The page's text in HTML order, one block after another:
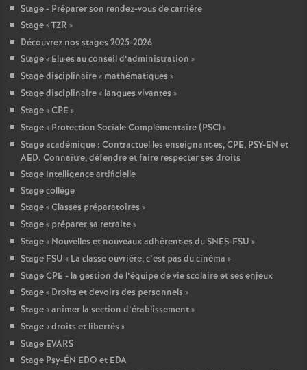
Stage - Préparer son rendez-vous de carrière
Stage «TZR »
Découvrez nos stages 2025-2026
Stage « Elu·es au conseil d’administration »
Stage disciplinaire « mathématiques »
Stage disciplinaire « langues vivantes »
Stage «CPE »
Stage « Protection Sociale Complémentaire (PSC)»
Stage académique : Contractuel·les enseignant·es, CPE, PSY-EN et
AED. Connaître, défendre et faire respecter ses droits
Stage Intelligence artificielle
Stage collège
Stage «Classes préparatoires »
Stage « préparer sa retraite»
Stage « Nouvelles et nouveaux adhérent·es du SNES-FSU »
Stage FSU « La classe ouvrière, c’est pas du cinéma »
Stage CPE - la gestion de l’équipe de vie scolaire et ses enjeux
Stage « Droits et devoirs des personnels »
Stage «animer la section d’établissement»
Stage «droits et libertés »
Stage EVARS
Stage Psy-ÉN EDO et EDA